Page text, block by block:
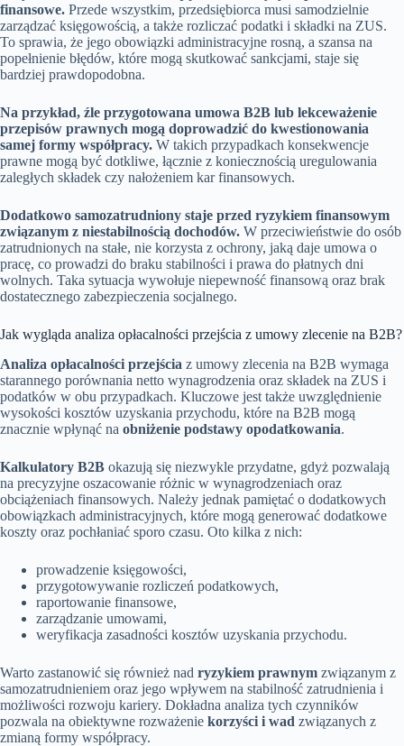
finansowe. Przede wszystkim, przedsiębiorca musi samodzielnie
zarządzać księgowością, a także rozliczać podatki i składki na ZUS.
To sprawia, że jego obowiązki administracyjne rosną, a szansa na
popełnienie błędów, które mogą skutkować sankcjami, staje się
bardziej prawdopodobna.
Na przykład, źle przygotowana umowa B2B lub lekceważenie
przepisów prawnych mogą doprowadzić do kwestionowania
samej formy współpracy. W takich przypadkach konsekwencje
prawne mogą być dotkliwe, łącznie z koniecznością uregulowania
zaległych składek czy nałożeniem kar finansowych.
Dodatkowo samozatrudniony staje przed ryzykiem finansowym
związanym z niestabilnością dochodów. W przeciwieństwie do osób
zatrudnionych na stałe, nie korzysta z ochrony, jaką daje umowa o
pracę, co prowadzi do braku stabilności i prawa do płatnych dni
wolnych. Taka sytuacja wywołuje niepewność finansową oraz brak
dostatecznego zabezpieczenia socjalnego.
Jak wygląda analiza opłacalności przejścia z umowy zlecenie na B2B?
Analiza opłacalności przejścia z umowy zlecenia na B2B wymaga
starannego porównania netto wynagrodzenia oraz składek na ZUS i
podatków w obu przypadkach. Kluczowe jest także uwzględnienie
wysokości kosztów uzyskania przychodu, które na B2B mogą
znacznie wpłynąć na obniżenie podstawy opodatkowania.
Kalkulatory B2B okazują się niezwykle przydatne, gdyż pozwalają
na precyzyjne oszacowanie różnic w wynagrodzeniach oraz
obciążeniach finansowych. Należy jednak pamiętać o dodatkowych
obowiązkach administracyjnych, które mogą generować dodatkowe
koszty oraz pochłaniać sporo czasu. Oto kilka z nich:
prowadzenie księgowości,
przygotowywanie rozliczeń podatkowych,
raportowanie finansowe,
zarządzanie umowami,
weryfikacja zasadności kosztów uzyskania przychodu.
Warto zastanowić się również nad ryzykiem prawnym związanym z
samozatrudnieniem oraz jego wpływem na stabilność zatrudnienia i
możliwości rozwoju kariery. Dokładna analiza tych czynników
pozwala na obiektywne rozważenie korzyści i wad związanych z
zmianą formy współpracy.